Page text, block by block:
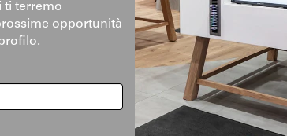
ti terremo
opportunità